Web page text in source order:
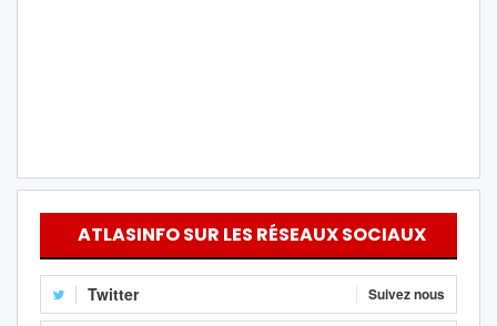
ATLASINFO SUR LES RÉSEAUX SOCIAUX
Twitter Suivez nous